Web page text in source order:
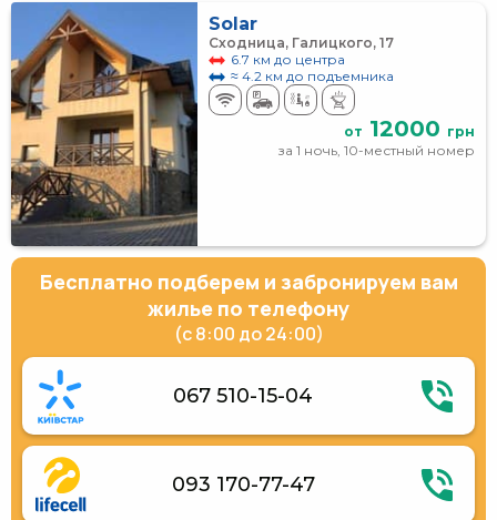
Solar
Сходница, Галицкого, 17
6.7 км до центра
≈ 4.2 км до подъемника
от 12000 грн
за 1 ночь, 10-местный номер
Бесплатно подберем и забронируем вам
жилье по телефону
(с 8:00 до 24:00)
067 510-15-04
093 170-77-47